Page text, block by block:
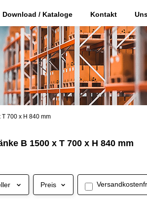
Download / Kataloge Kontakt
700 x H 840 mm
B 1500 x T 700 x H 840 mm
Preis Filter